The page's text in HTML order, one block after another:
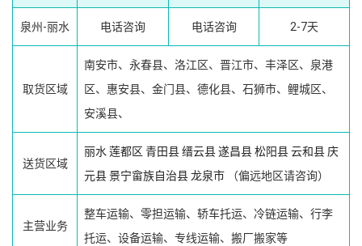
泉州-丽水 电话咨询 电话咨询 2-7天
取货区域
南安市、永春县、洛江区、晋江市、丰泽区、泉港
区、惠安县、金门县、德化县、石狮市、鲤城区、
安溪县、
送货区域
丽水 莲都区 青田县缙云县遂昌县松阳县云和县 庆
元县景宁畲族自治县龙泉市 （偏远地区请咨询）
主营业务
整车运输、零担运输、轿车托运、冷链运输、行李
托运、设备运输、专线运输、搬厂搬家等